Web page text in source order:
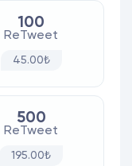
100
ReTweet
45.00₺
500
ReTweet
195.00₺